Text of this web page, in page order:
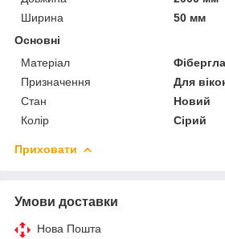
Ширина
50 мм
Основні
Матеріал
Призначення
Для
Стан
Новий
Колір
Сірий
Приховати
Умови доставки
Нова Пошта